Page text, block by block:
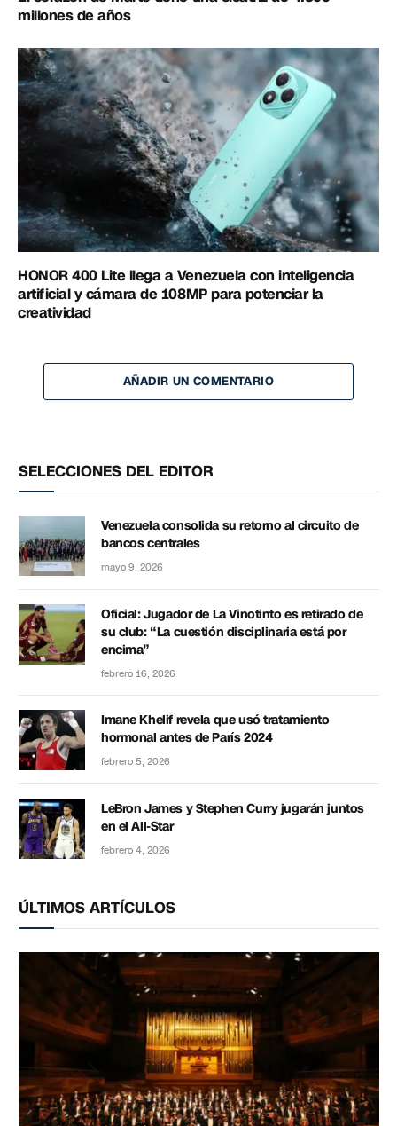
millones de años
HONOR 400 Lite llega a Venezuela con inteligencia
artificial y cámara de 108MP para potenciar la
creatividad
AÑADIR UN COMENTARIO
SELECCIONES DEL EDITOR
Venezuela consolida su retorno al circuito de
bancos centrales
mayo 9, 2026
Oficial: Jugador de La Vinotinto es retirado de
su club: “La cuestión disciplinaria está por
encima”
febrero 16, 2026
Imane Khelif revela que usó tratamiento
hormonal antes de París 2024
febrero 5, 2026
LeBron James y Stephen Curry jugarán juntos
en el All-Star
febrero 4, 2026
ÚLTIMOS ARTÍCULOS